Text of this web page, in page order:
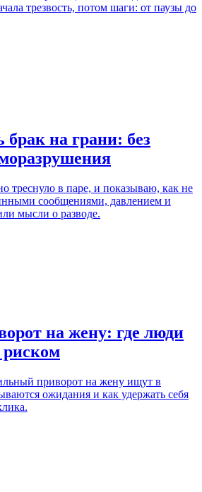
трезвость, потом шаги: от паузы до
брак на грани: без
треснуло в паре, и показываю, как не
сообщениями, давлением и
мысли о разводе.
на жену: где люди
риском
приворот на жену ищут в
ожидания и как удержать себя